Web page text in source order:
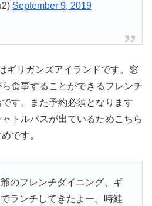
September 9, 2019
ギリガンズアイランドです。窓
食事することができるフレンチ
す。また予約必須となります
トルバスが出ているためこちら
です。
のフレンチダイニング、ギ
ランチしてきたよー。時鮭